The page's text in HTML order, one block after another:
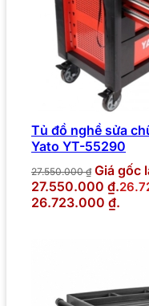
Tủ đồ nghề sửa
Yato YT-55290
27.550.000₫ Giá gốc
27.550.000 ₫.
26.723.000 ₫.